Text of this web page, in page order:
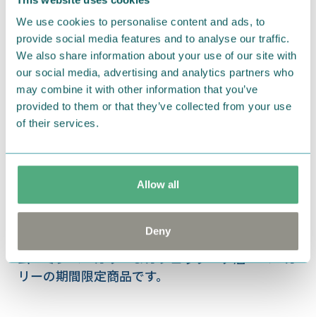
We use cookies to personalise content and ads, to
provide social media features and to analyse our traffic.
We also share information about your use of our site with
our social media, advertising and analytics partners who
may combine it with other information that you’ve
provided to them or that they’ve collected from your use
of their services.
Allow all
Deny
ムーミンベーカリー＆カフェラクーア店 ベーカ
リーの期間限定商品です。